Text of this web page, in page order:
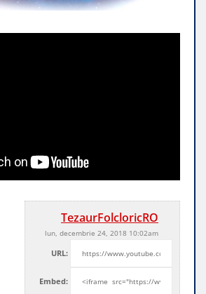
TezaurFolcloricRO
lun, decembrie 24, 2018 10:02am
URL:
Embed: